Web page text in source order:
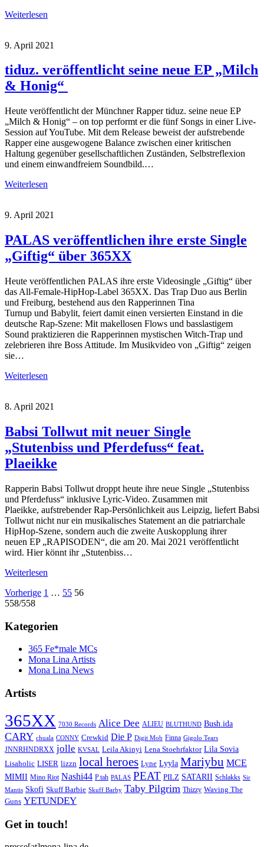
Weiterlesen
9. April 2021
tiduz. veröffentlicht seine neue EP „Milch
& Honig“
Heute veröffentlicht der Münchner Rapper tiduz. seine neue EP
„Milch & Honig“ – on top performt er die fünf Songs in einer Live-
Session auf YouTube. Mit dem Release beweist der aufstrebende
Rapper eine ausgewogene Balance zwischen einer kritischen
Haltung gegenüber gesellschaftlichen Zuständen, Selbstreflexion
und einem einwandfreiem Soundbild.…
Weiterlesen
9. April 2021
PALAS veröffentlichen ihre erste Single
„Giftig“ über 365XX
Heute veröffentlichen PALAS ihre erste Videosingle „Giftig“ über
das All-Female-HipHop-Label 365XX. Das Trap Duo aus Berlin
und Freiburg, bestehend aus den Rapperinnen Tina
Turnup und Babylit, feiert damit einen versierten Einstand in die
deutsche Rap-Szene: Mit makellosen Flows und basslastigem
Sound praktizieren die Rapperinnen mystischen Witch-Trap und
zelebrieren ihre Boss Attitude. Im Musikvideo von „Giftig“ zeigen
sie…
Weiterlesen
8. April 2021
Babsi Tollwut mit neuer Single
„Stutenbiss und Pferdefuss“ feat.
Plaeikke
Rapperin Babsi Tollwut droppt heute ihre neue Single „Stutenbiss
und Pferdefuss“ inklusive Lyric-Video. Zusammen mit
Plaeikke, aufstrebender Rap-Persönlichkeit aus Leipzig, liefert Babsi
Tollwut nicht nur ein musikalisches Statement an die patriarchale
HipHop-Szene, sondern auch die zweite Auskopplung ihrer
neuen EP „RAPISODEN“, die am 20. Mai 2021 veröffentlicht
wird. Hier könnt ihr „Stutenbiss…
Weiterlesen
Seitennummerierung
der
Beiträge
Vorherige 1 … 55 56
558/558
Kategorien
365 Fe*male MCs
Mona Lina Artists
Mona Lina News
Artists
365XX 7030 Records Alice Dee ALIEU BLUTHUND Bush.ida
CARY chuala CONNY Crewkid Die P Digit Mob Finna Gigolo Tears
JNNRHNDRXX jolle KVSAL Leila Akinyi Lena Stoehrfaktor Lila Sovia
Lisaholic LISER lizzn local heroes Lyne Lyyla Mariybu MCE
MIMII Mino Riot Nashi44 P.tah PALAS PEAT PILZ SATARII Schlakks Sir
Mantis Skofi Skuff Barbie Skuff Barby Taby Pilgrim Thizzy Waving The
Guns YETUNDEY
Get in touch!